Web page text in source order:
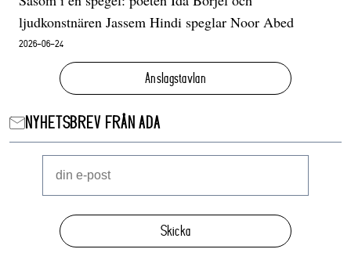
ljudkonstnären Jassem Hindi speglar Noor Abed
2026-06-24
Anslagstavlan
NYHETSBREV FRÅN ADA
Skicka